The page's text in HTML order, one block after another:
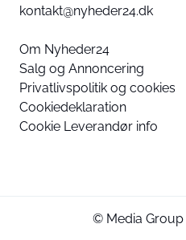
kontakt@nyheder24.dk
Om Nyheder24
Salg og Annoncering
Privatlivspolitik og cookies
Cookiedeklaration
Cookie Leverandør info
© Media Group